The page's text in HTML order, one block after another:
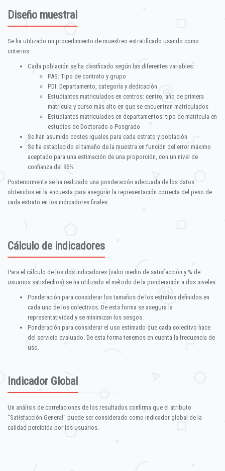
Diseño muestral
Se ha utilizado un procedimiento de muestreo estratificado usando como
criterios:
Cada población se ha clasificado según las diferentes variables:
PAS: Tipo de contrato y grupo
PDI: Departamento, categoría y dedicación
Estudiantes matriculados en centros: centro, año de primera
matrícula y curso más alto en que se encuentran matriculados
Estudiantes matriculados en departamentos: tipo de matrícula en
estudios de Doctorado o Posgrado
Se han asumido costes iguales para cada estrato y población
Se ha establecido el tamaño de la muestra en función del error máximo
aceptado para una estimación de una proporción, con un nivel de
confianza del 95%
Posteriormente se ha realizado una ponderación adecuada de los datos
obtenidos en la encuesta para asegurar la representación correcta del peso de
cada estrato en los indicadores finales.
Cálculo de indicadores
Para el cálculo de los dos indicadores (valor medio de satisfacción y % de
usuarios satisfechos) se ha utilizado el método de la ponderación a dos niveles:
Ponderación para considerar los tamaños de los estratos definidos en
cada uno de los colectivos. De esta forma se asegura la
representatividad y se minimizan los sesgos.
Ponderación para considerar el uso estimado que cada colectivo hace
del servicio evaluado. De esta forma tenemos en cuenta la frecuencia de
uso.
Indicador Global
Un análisis de correlaciones de los resultados confirma que el atributo
"Satisfacción General" puede ser considerado como indicador global de la
calidad percibida por los usuarios.